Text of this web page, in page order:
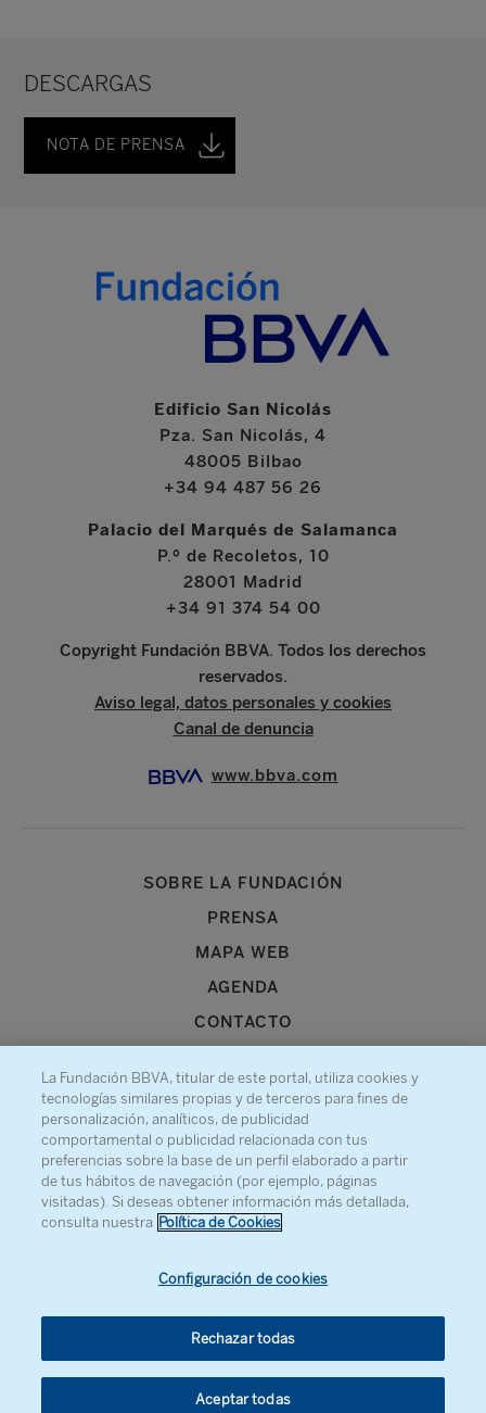
DESCARGAS
NOTA DE PRENSA
Edificio San Nicolás
Pza. San Nicolás, 4
48005 Bilbao
+34 94 487 56 26
Palacio del Marqués de Salamanca
P.º de Recoletos, 10
28001 Madrid
+34 91 374 54 00
Copyright Fundación BBVA. Todos los derechos
reservados.
Aviso legal, datos personales y cookies
Canal de denuncia
www.bbva.com
SOBRE LA FUNDACIÓN
PRENSA
MAPA WEB
AGENDA
CONTACTO
Recibe información sobre nuestra actividad
La Fundación BBVA, titular de este portal, utiliza cookies y
tecnologías similares propias y de terceros para fines de
personalización, analíticos, de publicidad
comportamental o publicidad relacionada con tus
preferencias sobre la base de un perfil elaborado a partir
de tus hábitos de navegación (por ejemplo, páginas
visitadas). Si deseas obtener información más detallada,
consulta nuestra Política de Cookies
Configuración de cookies
Rechazar todas
Aceptar todas